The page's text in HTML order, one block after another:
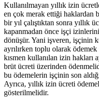
Kullanılmayan yıllık izin
en çok merak ettiği haklardan
bir yıl çalıştıktan sonra yıllık
kapanmadan önce işçi
dönüşür. Yani işveren, işçinin
ayrılırken toplu olarak ödemek
kısmen kullanılan izin hakları
brüt ücreti üzerinden
bu ödemelerin işçinin son
Ayrıca, yıllık izin ücreti
gösterilmelidir.